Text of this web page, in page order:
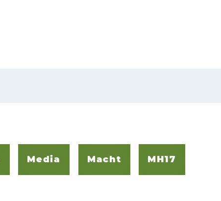
Media Macht MH17